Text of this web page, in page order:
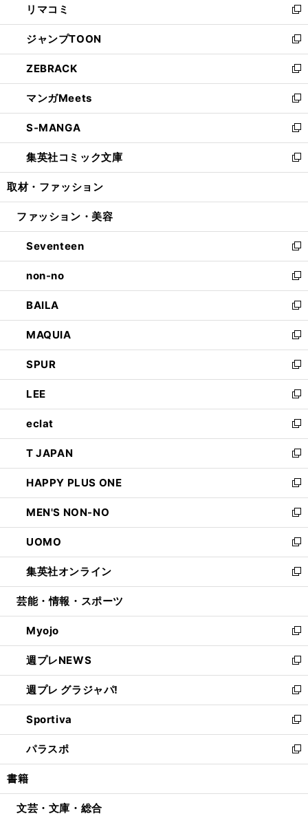
で
開
く
ド
ウ
で
開
く
ィ
ン
ド
ウ
で
開
く
い
ウ
ィ
ン
ド
ウ
で
開
く
リマコミ
新
し
い
ウ
ィ
ン
ド
ウ
で
開
く
ジャンプTOON
新
し
い
ウ
ィ
ン
ド
ウ
で
開
ZEBRACK
新
し
い
ウ
ィ
ン
ド
ウ
開
マンガMeets
新
し
い
ウ
ィ
ン
ウ
開
く
S-MANGA
新
し
い
ウ
ン
ウ
で
開
く
集英社コミック文庫
新
し
ウ
ン
ド
ウ
で
開
く
取材・ファッション
ファッション・美容
Seventeen
新
し
い
ウ
ィ
ン
ド
ウ
で
開
く
non-no
新
し
い
ウ
ィ
ン
ド
ウ
で
開
く
BAILA
新
し
い
ウ
ィ
ン
ド
ウ
で
開
く
MAQUIA
新
し
い
ウ
ィ
ン
ド
ウ
で
開
く
SPUR
新
し
い
ウ
ィ
ン
ド
ウ
で
開
く
LEE
新
し
い
ウ
ィ
ン
ド
ウ
で
開
く
eclat
新
し
い
ウ
ィ
ン
ド
ウ
で
開
く
T JAPAN
新
し
い
ウ
ィ
ン
ド
ウ
で
開
HAPPY PLUS ONE
新
し
い
ウ
ィ
ン
ド
ウ
開
く
MEN'S NON-NO
新
し
い
ウ
ィ
ン
ウ
で
開
く
UOMO
新
し
い
ウ
ン
ド
ウ
で
開
く
集英社オンライン
新
し
ウ
ィ
ン
ド
ウ
で
開
く
芸能・情報・スポーツ
Myojo
新
し
い
ウ
ィ
ン
ド
ウ
で
開
週プレNEWS
新
し
い
ウ
ィ
ン
ド
ウ
開
週プレ グラジャパ!
新
し
い
ウ
ィ
ン
ウ
Sportiva
新
し
い
ウ
ン
パラスポ
新
し
ウ
書籍
文芸・文庫・総合